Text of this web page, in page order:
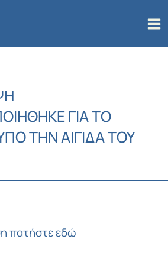
ΓΙΑ ΤΟ
ΤΗΝ ΑΙΓΙΔΑ ΤΟΥ
πατήστε εδώ